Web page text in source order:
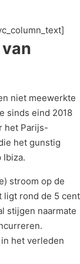
niet meewerkte
sinds eind 2018
het Parijs-
het gunstig
Ibiza.
stroom op de
ligt rond de 5 cent
stijgen naarmate
in het verleden